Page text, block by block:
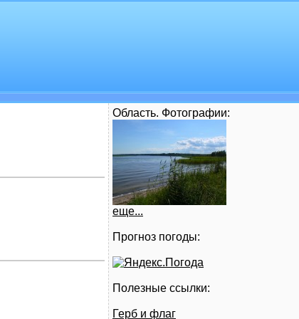
Область. Фотографии:
еще...
Прогноз погоды:
Полезные ссылки:
Герб и флаг